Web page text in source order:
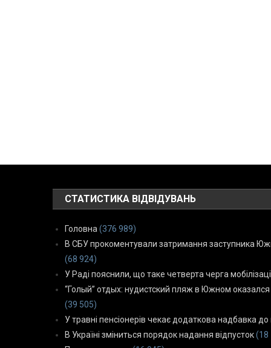
СТАТИСТИКА ВІДВІДУВАНЬ
Головна (376 989)
В СБУ прокоментували затримання заступника
(68 924)
У Раді пояснили, що таке четверта черга
“Голый” отдых: нудистский пляж в Южном
(39 505)
У травні пенсіонерів чекає додаткова надбавка до
В Україні зміниться порядок надання відпусток (18